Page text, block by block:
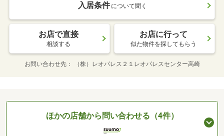
入居条件 について聞く
お店で直接
相談する
お店に行って
似た物件を探してもらう
お問い合わせ先 （株）レオパレス２１レオパレスセンター高崎
ほかの店舗から問い合わせる（4件）